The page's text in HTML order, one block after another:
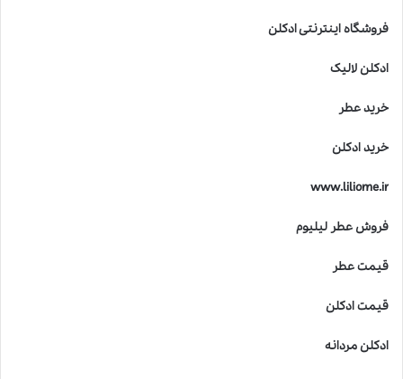
فروشگاه اینترنتی ادکلن
ادکلن لالیک
خرید عطر
خرید ادکلن
www.liliome.ir
فروش عطر لیلیوم
قیمت عطر
قیمت ادکلن
ادکلن مردانه